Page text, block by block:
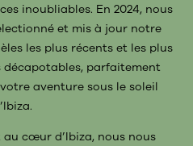
inoubliables. En 2024, nous
et mis à jour notre
les plus récents et les plus
parfaitement
aventure sous le soleil
cœur d’Ibiza, nous nous